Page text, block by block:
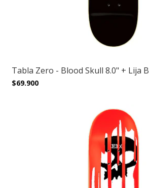
Tabla Zero - Blood Skull 8.0" + Lija
$69.900